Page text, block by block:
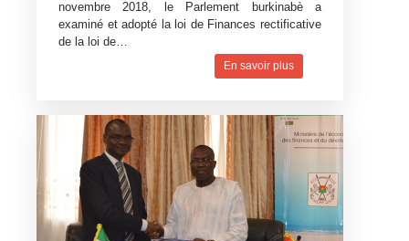
novembre 2018, le Parlement burkinabè a
examiné et adopté la loi de Finances rectificative
de la loi de…
En savoir plus